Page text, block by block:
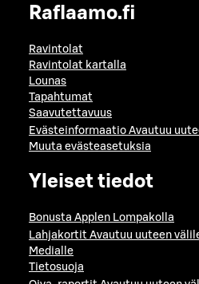
Raflaamo.fi
Ravintolat
Ravintolat kartalla
Lounas
Tapahtumat
Saavutettavuus
Evästeinformaatio Avautuu
Muuta evästeasetuksia
Yleiset tiedot
Bonusta Applen Lompakolla
Lahjakortit Avautuu uuteen
Medialle
Tietosuoja